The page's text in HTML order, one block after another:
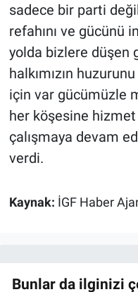
sadece bir parti
refahını ve gücünü
yolda bizlere düşen
halkımızın
için var gücümüzle
her köşesine
çalışmaya devam
verdi.
Kaynak: İGF Haber
Bunlar da ilginizi